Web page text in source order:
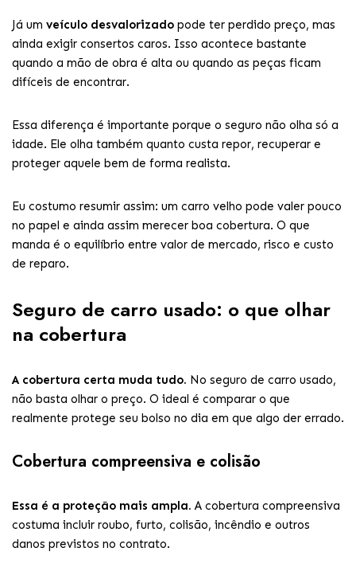
Já um veículo desvalorizado pode ter perdido preço, mas
ainda exigir consertos caros. Isso acontece bastante
quando a mão de obra é alta ou quando as peças ficam
difíceis de encontrar.
Essa diferença é importante porque o seguro não olha só a
idade. Ele olha também quanto custa repor, recuperar e
proteger aquele bem de forma realista.
Eu costumo resumir assim: um carro velho pode valer pouco
no papel e ainda assim merecer boa cobertura. O que
manda é o equilíbrio entre valor de mercado, risco e custo
de reparo.
Seguro de carro usado: o que olhar
na cobertura
A cobertura certa muda tudo. No seguro de carro usado,
não basta olhar o preço. O ideal é comparar o que
realmente protege seu bolso no dia em que algo der errado.
Cobertura compreensiva e colisão
Essa é a proteção mais ampla. A cobertura compreensiva
costuma incluir roubo, furto, colisão, incêndio e outros
danos previstos no contrato.